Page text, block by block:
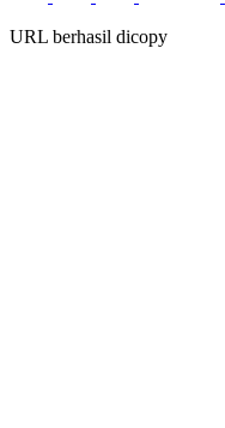
URL berhasil dicopy